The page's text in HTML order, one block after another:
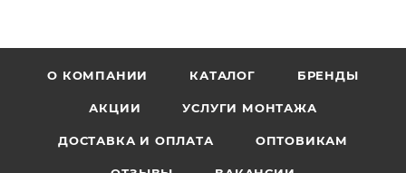
О КОМПАНИИ КАТАЛОГ БРЕНДЫ
АКЦИИ УСЛУГИ МОНТАЖА
ДОСТАВКА И ОПЛАТА ОПТОВИКАМ